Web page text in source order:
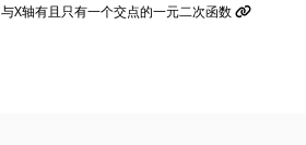
与X轴有且只有一个交点的一元二次函数